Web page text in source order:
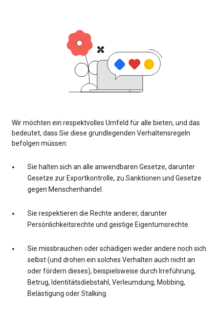
Wir möchten ein respektvolles Umfeld für alle bieten, und das
bedeutet, dass Sie diese grundlegenden Verhaltensregeln
befolgen müssen:
Sie halten sich an alle anwendbaren Gesetze, darunter
Gesetze zur Exportkontrolle, zu Sanktionen und Gesetze
gegen Menschenhandel.
Sie respektieren die Rechte anderer, darunter
Persönlichkeitsrechte und geistige Eigentumsrechte.
Sie missbrauchen oder schädigen weder andere noch sich
selbst (und drohen ein solches Verhalten auch nicht an
oder fördern dieses), beispielsweise durch Irreführung,
Betrug, Identitätsdiebstahl, Verleumdung, Mobbing,
Belästigung oder Stalking.